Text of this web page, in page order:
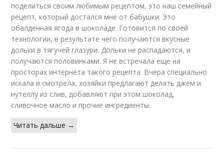
поделиться своим любимым рецептом, это наш семейный
рецепт, который достался мне от бабушки. Это
обалденная ягода в шоколаде. Готовится по своей
технологии, в результате чего получаются вкусные
дольки в тягучей глазури. Дольки не распадаются, и
получаются половинками. Я не встречала еще на
просторах интернета такого рецепта. Вчера специально
искала и смотрела, хозяйки предлагают делать джем и
нутеллу из слив, добавляют при этом шоколад,
сливочное масло и прочие ингредиенты.
Читать дальше →